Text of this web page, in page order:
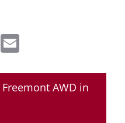
T
ai
l
AWD in